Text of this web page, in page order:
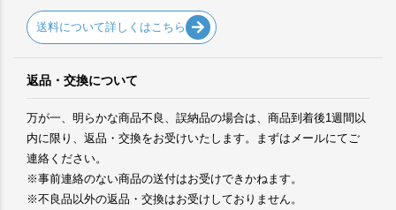
送料について詳しくはこちら
返品・交換について
万が一、明らかな商品不良、誤納品の場合は、商品到着後1週間以
内に限り、返品・交換をお受けいたします。まずはメールにてご
連絡ください。
※事前連絡のない商品の送付はお受けできかねます。
※不良品以外の返品・交換はお受けしておりません。